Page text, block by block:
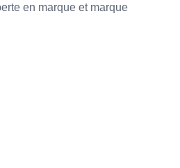
en marque et marque